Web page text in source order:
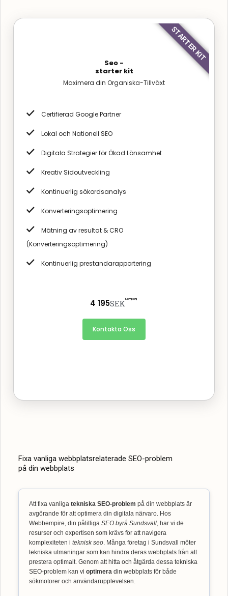
Seo -
starter kit
Maximera din Organiska-Tillväxt
4 195SEK Kampanj
Certifierad Google Partner
Lokal och Nationell SEO
Digitala Strategier för Ökad Lönsamhet
Kreativ Sidoutveckling
Kontinuerlig sökordsanalys
Konverteringsoptimering
Mätning av resultat & CRO
(Konverteringsoptimering)
Kontinuerlig prestandarapportering
Kontakta Oss
STARTER KIT
Fixa vanliga webbplatsrelaterade SEO-problem
på din webbplats
Att fixa vanliga tekniska SEO-problem på din webbplats är
avgörande för att optimera din digitala närvaro. Hos
Webbempire, din pålitliga SEO byrå Sundsvall, har vi de
resurser och expertisen som krävs för att navigera
komplexiteten i teknisk seo. Många företag i Sundsvall möter
tekniska utmaningar som kan hindra deras webbplats från att
prestera optimalt. Genom att hitta och åtgärda dessa tekniska
SEO-problem kan vi optimera din webbplats för både
sökmotorer och användarupplevelsen.